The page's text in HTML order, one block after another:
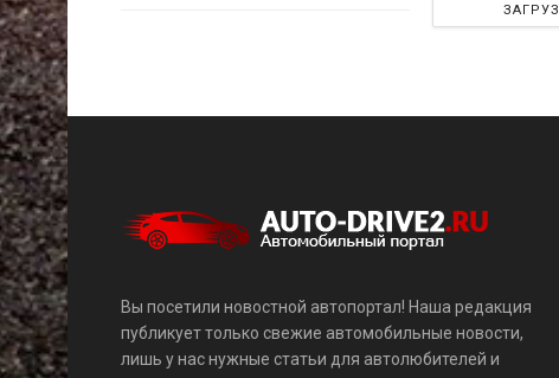
Вы посетили новостной автопортал! Наша редакция
публикует только свежие автомобильные новости,
лишь у нас нужные статьи для автолюбителей и